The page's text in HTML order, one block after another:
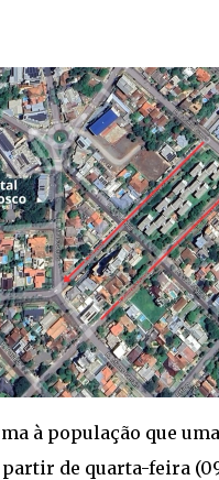
à população que
de quarta-feira